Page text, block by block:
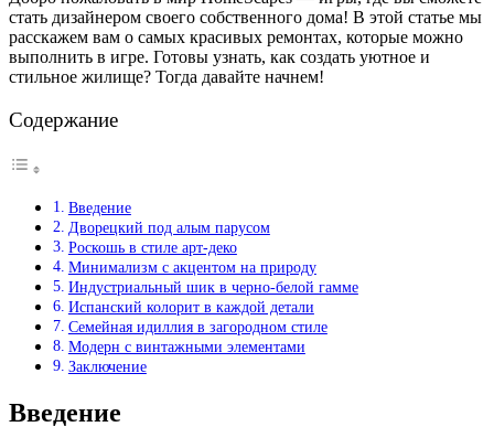
стать дизайнером своего собственного дома! В этой статье мы
расскажем вам о самых красивых ремонтах, которые можно
выполнить в игре. Готовы узнать, как создать уютное и
стильное жилище? Тогда давайте начнем!
Содержание
Введение
Дворецкий под алым парусом
Роскошь в стиле арт-деко
Минимализм с акцентом на природу
Индустриальный шик в черно-белой гамме
Испанский колорит в каждой детали
Семейная идиллия в загородном стиле
Модерн с винтажными элементами
Заключение
Введение